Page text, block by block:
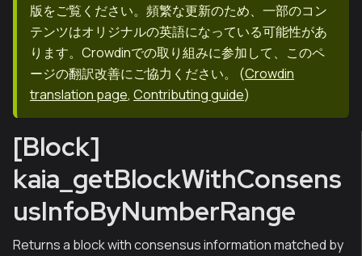
版をご覧ください。頻繁な更新のため、一部のコン
テンツはオリジナルの英語になっている可能性があ
ります。Crowdinでの取り組みに参加して、このペ
ージの翻訳改善にご協力ください。
(Crowdin
translation page, Contributing guide)
[Block]
kaia_getBlockWithConsens
usInfoByNumberRange
Returns a block with consensus information matched by